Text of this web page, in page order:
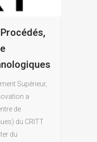
Supérieur,
a
de
du CRITT
du